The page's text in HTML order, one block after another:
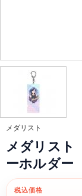
メダリスト
メダリスト
ーホルダー
税込価格